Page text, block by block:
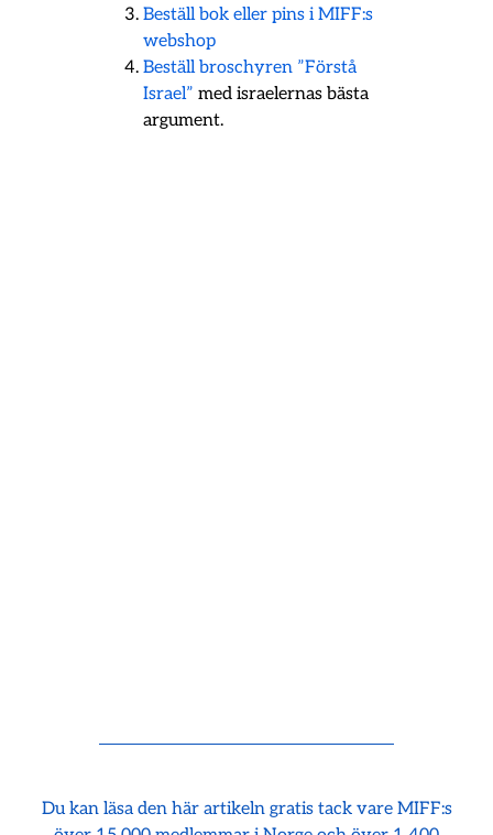
Beställ bok eller pins i MIFF:s
webshop
Beställ broschyren ”Förstå
Israel” med israelernas bästa
argument.
Du kan läsa den här artikeln gratis tack vare MIFF:s